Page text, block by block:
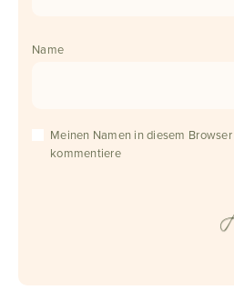
Name
Meinen Namen in diesem
kommentiere